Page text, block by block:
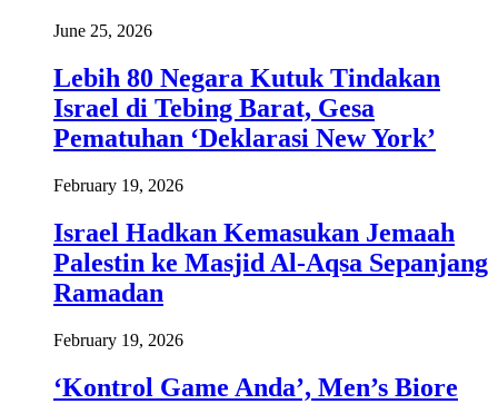
June 25, 2026
Lebih 80 Negara Kutuk Tindakan
Israel di Tebing Barat, Gesa
Pematuhan ‘Deklarasi New York’
February 19, 2026
Israel Hadkan Kemasukan Jemaah
Palestin ke Masjid Al-Aqsa Sepanjang
Ramadan
February 19, 2026
‘Kontrol Game Anda’, Men’s Biore